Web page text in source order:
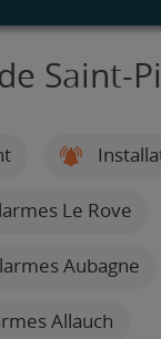
Saint-
Le Rove
Aubagne
Allauch